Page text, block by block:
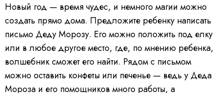
Новый год — время чудес, и немного магии можно
создать прямо дома. Предложите ребенку написать
письмо Деду Морозу. Его можно положить под елку
или в любое другое место, где, по мнению ребенка,
волшебник сможет его найти. Рядом с письмом
можно оставить конфеты или печенье — ведь у Деда
Мороза и его помощников много работы, а